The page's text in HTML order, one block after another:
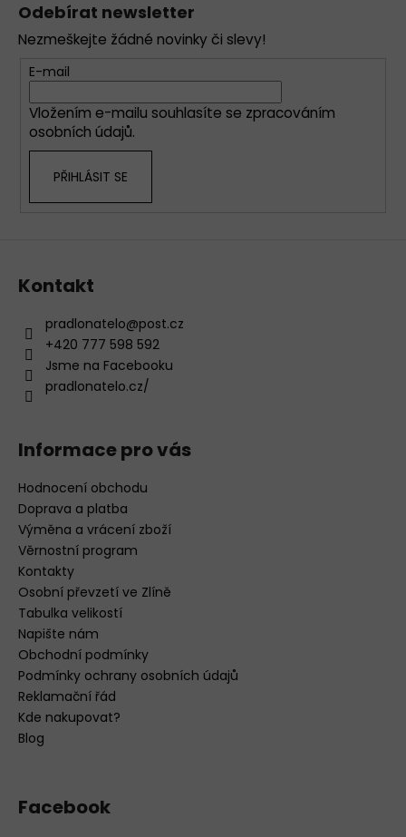
a
í
p
r
Odebírat newsletter
Nezmeškejte žádné novinky či slevy!
E-mail
Vložením e-mailu souhlasíte se zpracováním
osobních údajů.
PŘIHLÁSIT SE
Kontakt
pradlonatelo@post.cz
+420 777 598 592
Jsme na Facebooku
pradlonatelo.cz/
Informace pro vás
Hodnocení obchodu
Doprava a platba
Výměna a vrácení zboží
Věrnostní program
Kontakty
Osobní převzetí ve Zlíně
Tabulka velikostí
Napište nám
Obchodní podmínky
Podmínky ochrany osobních údajů
Reklamační řád
Kde nakupovat?
Blog
Facebook